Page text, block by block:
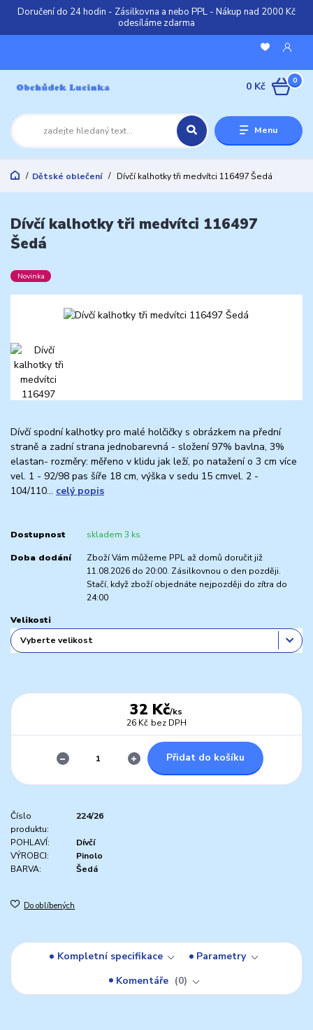
Doručení do 24 hodin - Zásilkovna a nebo PPL - Nákup nad 2000 Kč
odesíláme zdarma
Menu
0
0 Kč
Dětské oblečení Dívčí kalhotky tři medvítci 116497 Šedá
Dívčí kalhotky tři medvítci 116497
Šedá
Novinka
Dívčí spodní kalhotky pro malé holčičky s obrázkem na přední
straně a zadní strana jednobarevná - složení 97% bavlna, 3%
elastan- rozměry: měřeno v klidu jak leží, po natažení o 3 cm více
vel. 1 - 92/98 pas šíře 18 cm, výška v sedu 15 cmvel. 2 -
104/110... celý popis
Dostupnost skladem 3 ks
Doba dodání
Zboží Vám můžeme PPL až domů doručit již
11.08.2026 do 20:00. Zásilkovnou o den později.
Stačí, když zboží objednáte nejpozději do zítra do
24:00
Velikosti
32 Kč/ks
26 Kč bez DPH
Přidat do košíku
Číslo
produktu:
224/26
POHLAVÍ:
Dívčí
VÝROBCI:
Pinolo
BARVA:
Šedá
Do oblíbených
Kompletní specifikace
Parametry
Komentáře
0